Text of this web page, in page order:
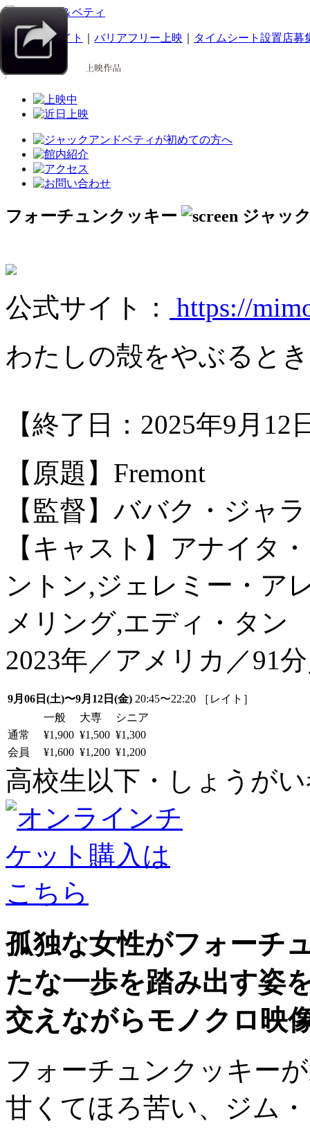
スマホサイト バリアフリー上映 タイムシート設置店募
フォーチュンクッキー
公式サイト：
https://
わたしの殻をやぶるとき
【終了日：2025年9月12
【原題】Fremont
【監督】ババク・ジャ
【キャスト】アナイタ
ントン,ジェレミー・ア
メリング,エディ・タン
2023年／アメリカ／91
9月06日(土)〜9月12日(金) 20:45〜22:20 ［レイト］
一般
大専
シニア
通常
¥1,900 ¥1,500 ¥1,300
会員
¥1,600 ¥1,200 ¥1,200
高校生以下・しょうがい
孤独な女性がフォーチ
たな一歩を踏み出す姿
交えながらモノクロ映
フォーチュンクッキー
甘くてほろ苦い、ジム